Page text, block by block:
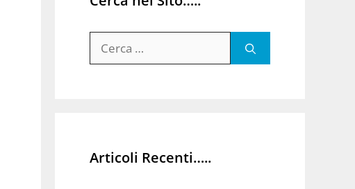
per:
Articoli Recenti…..